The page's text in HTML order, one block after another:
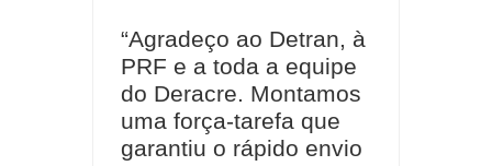
“Agradeço ao Detran, à
PRF e a toda a equipe
do Deracre. Montamos
uma força-tarefa que
garantiu o rápido envio